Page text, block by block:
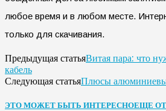
любое время и в любом месте.
только для скачивания.
Предыдущая статьяВитая пара: что
кабель
Следующая статьяПлюсы
ЭТО МОЖЕТ БЫТЬ ИНТЕРЕСНОЕЩЕ